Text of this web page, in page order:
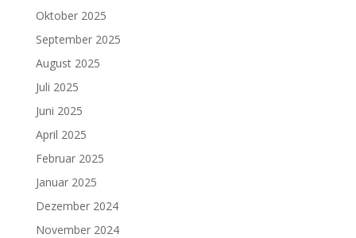
Oktober 2025
September 2025
August 2025
Juli 2025
Juni 2025
April 2025
Februar 2025
Januar 2025
Dezember 2024
November 2024